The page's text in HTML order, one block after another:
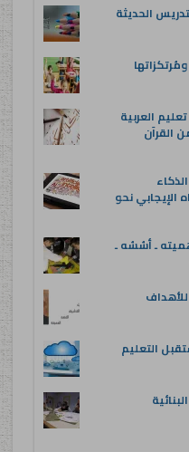
الحديثة
العربية
القرآن
الإيجابي نحو
ـ أسُسُه ـ
التعليم